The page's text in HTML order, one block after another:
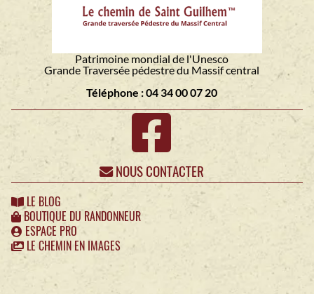
Patrimoine mondial de l'Unesco
Grande Traversée pédestre du Massif central
Téléphone : 04 34 00 07 20
NOUS CONTACTER
LE BLOG
BOUTIQUE DU RANDONNEUR
ESPACE PRO
LE CHEMIN EN IMAGES